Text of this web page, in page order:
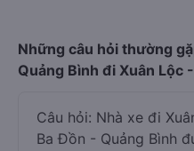
Những câu hỏi thường
Quảng Bình đi Xuân Lộc
Câu hỏi: Nhà xe đi
Ba Đồn - Quảng Bình